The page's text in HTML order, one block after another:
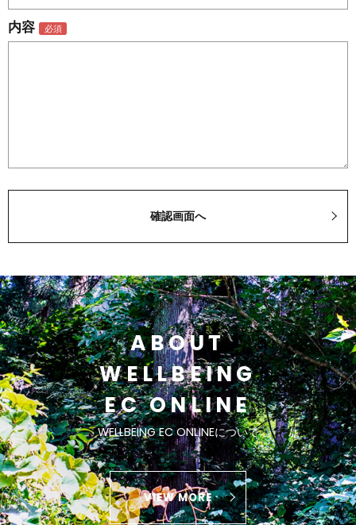
内容
ABOUT
WELLBEING
EC ONLINE
WELLBEING EC ONLINEについて
VIEW MORE